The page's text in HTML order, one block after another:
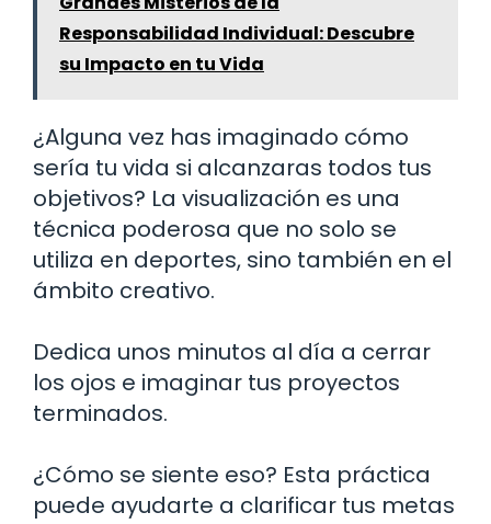
Responsabilidad Individual: Descubre
su Impacto en tu Vida
¿Alguna vez has imaginado cómo
sería tu vida si alcanzaras todos tus
objetivos? La visualización es una
técnica poderosa que no solo se
utiliza en deportes, sino también en el
ámbito creativo.
Dedica unos minutos al día a cerrar
los ojos e imaginar tus proyectos
terminados.
¿Cómo se siente eso? Esta práctica
puede ayudarte a clarificar tus metas